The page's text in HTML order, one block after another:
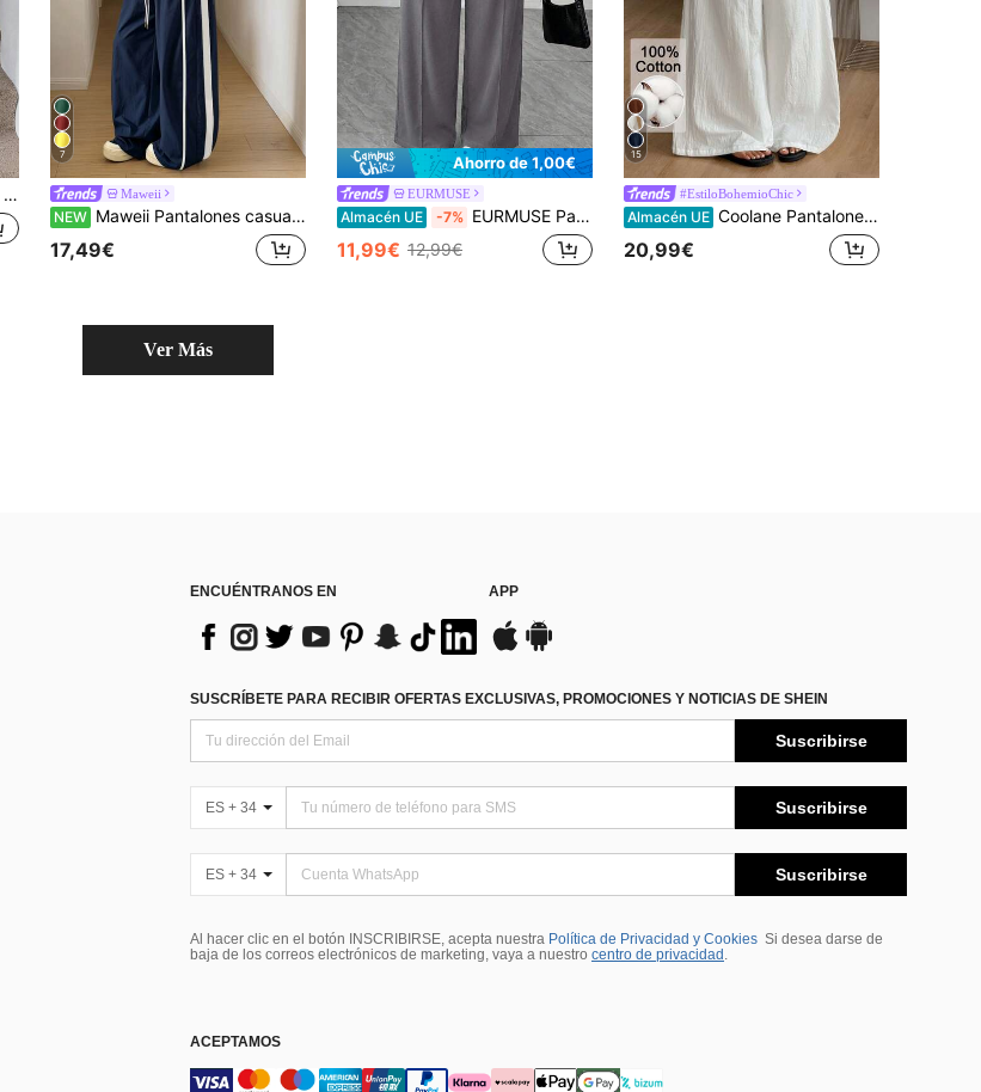
7
Maweii
NEW Maweii Pantalones casuales de mujer talla grande con rayas y bloques de color, cintura con cordón, para otoño
17,49€
Ahorro de 1,00€
EURMUSE
Almacén UE -7% EURMUSE Pantalones anchos de pierna ancha de ajuste holgado y casual a rayas para mujer de talla grande
11,99€ 12,99€
15
#EstiloBohemioChic
Almacén UE Coolane Pantalones de pierna ancha de cintura media de algodón 100% blanco básico boho para mujer talla grande, para verano, otoño, salir, fiesta, vacaciones, concierto campestre y playa
20,99€
Ver Más
ENCUÉNTRANOS EN APP
SUSCRÍBETE PARA RECIBIR OFERTAS EXCLUSIVAS, PROMOCIONES Y NOTICIAS DE SHEIN
Suscribirse
ES + 34 Suscribirse
ES + 34 Suscribirse
Al hacer clic en el botón INSCRIBIRSE, acepta nuestra Política de Privacidad y Cookies Si desea darse de
baja de los correos electrónicos de marketing, vaya a nuestro centro de privacidad .
ACEPTAMOS